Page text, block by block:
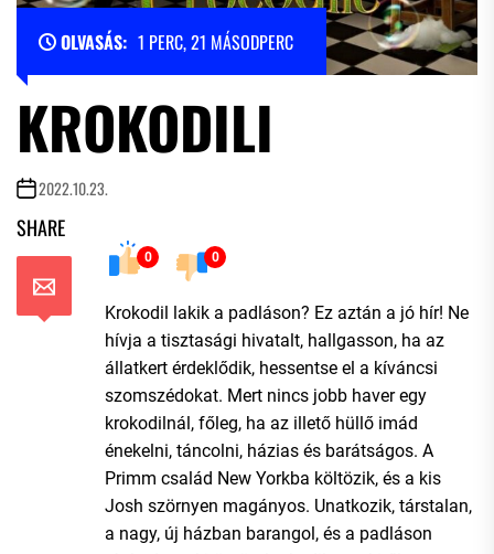
OLVASÁS: 1 PERC, 21 MÁSODPERC
KROKODILI
2022.10.23.
SHARE
0 0
Krokodil lakik a padláson? Ez aztán a jó hír! Ne
hívja a tisztasági hivatalt, hallgasson, ha az
állatkert érdeklődik, hessentse el a kíváncsi
szomszédokat. Mert nincs jobb haver egy
krokodilnál, főleg, ha az illető hüllő imád
énekelni, táncolni, házias és barátságos. A
Primm család New Yorkba költözik, és a kis
Josh szörnyen magányos. Unatkozik, társtalan,
a nagy, új házban barangol, és a padláson